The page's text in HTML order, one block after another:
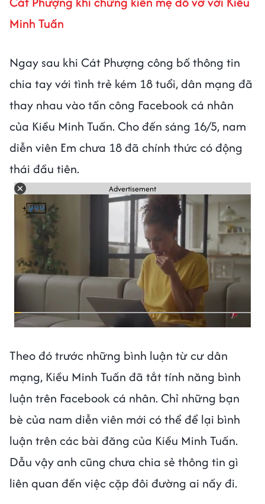
Minh Tuấn
Ngay sau khi Cát Phượng công bố thông tin
chia tay với tình trẻ kém 18 tuổi, dân mạng đã
thay nhau vào tấn công Facebook cá nhân
của Kiều Minh Tuấn. Cho đến sáng 16/5, nam
diễn viên Em chưa 18 đã chính thức có động
thái đầu tiên.
Advertisement
Theo đó trước những bình luận từ cư dân
mạng, Kiều Minh Tuấn đã tắt tính năng bình
luận trên Facebook cá nhân. Chỉ những bạn
bè của nam diễn viên mới có thể để lại bình
luận trên các bài đăng của Kiều Minh Tuấn.
Dẫu vậy anh cũng chưa chia sẻ thông tin gì
liên quan đến việc cặp đôi đường ai nấy đi.